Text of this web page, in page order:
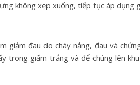
không xẹp xuống, tiếp tục áp dụng
giảm đau do cháy nắng, đau và
trong giấm trắng và để chúng lên